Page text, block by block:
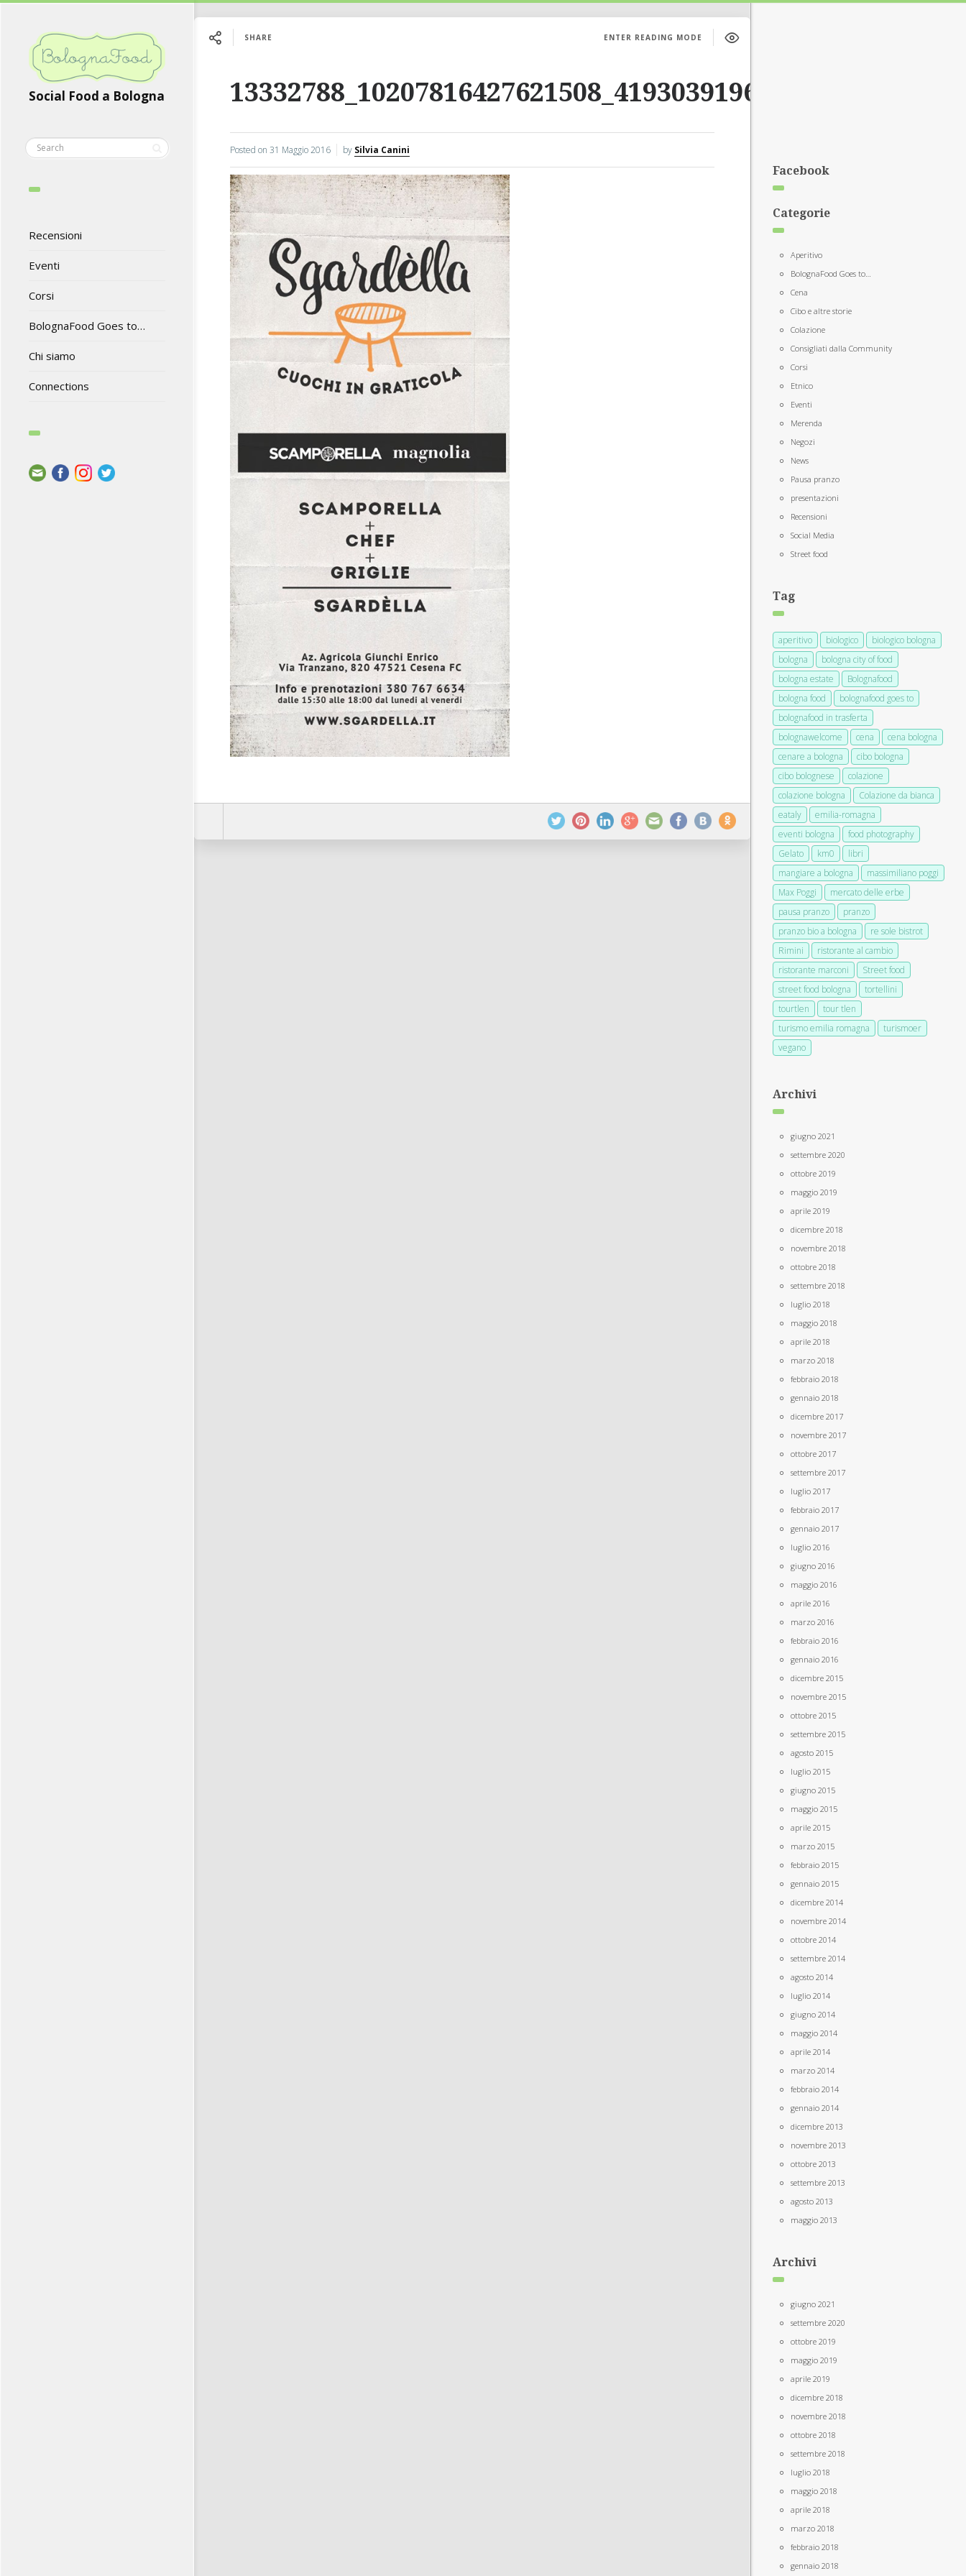
Social Food a Bologna
Recensioni
Eventi
Corsi
BolognaFood Goes to…
Chi siamo
Connections
SHARE ENTER READING MODE
13332788_10207816427621508_4193039196820910539_n
Posted on 31 Maggio 2016 by Silvia Canini
Facebook
Categorie
Aperitivo
BolognaFood Goes to…
Cena
Cibo e altre storie
Colazione
Consigliati dalla Community
Corsi
Etnico
Eventi
Merenda
Negozi
News
Pausa pranzo
presentazioni
Recensioni
Social Media
Street food
Tag
aperitivo biologico
biologico bologna
bologna
bologna city of food
bologna estate
Bolognafood
bologna food
bolognafood goes to
bolognafood in trasferta
bolognawelcome
cena
cena bologna
cenare a bologna
cibo bologna
cibo bolognese
colazione
colazione bologna
Colazione da bianca
eataly
emilia-romagna
eventi bologna
food photography
Gelato
km0
libri
mangiare a bologna
massimiliano poggi
Max Poggi
mercato delle erbe
pausa pranzo
pranzo
pranzo bio a bologna
re sole bistrot
Rimini
ristorante al cambio
ristorante marconi
Street food
street food bologna
tortellini
tourtlen
tour tlen
turismo emilia romagna
turismoer
vegano
Archivi
giugno 2021
settembre 2020
ottobre 2019
maggio 2019
aprile 2019
dicembre 2018
novembre 2018
ottobre 2018
settembre 2018
luglio 2018
maggio 2018
aprile 2018
marzo 2018
febbraio 2018
gennaio 2018
dicembre 2017
novembre 2017
ottobre 2017
settembre 2017
luglio 2017
febbraio 2017
gennaio 2017
luglio 2016
giugno 2016
maggio 2016
aprile 2016
marzo 2016
febbraio 2016
gennaio 2016
dicembre 2015
novembre 2015
ottobre 2015
settembre 2015
agosto 2015
luglio 2015
giugno 2015
maggio 2015
aprile 2015
marzo 2015
febbraio 2015
gennaio 2015
dicembre 2014
novembre 2014
ottobre 2014
settembre 2014
agosto 2014
luglio 2014
giugno 2014
maggio 2014
aprile 2014
marzo 2014
febbraio 2014
gennaio 2014
dicembre 2013
novembre 2013
ottobre 2013
settembre 2013
agosto 2013
maggio 2013
Archivi
giugno 2021
settembre 2020
ottobre 2019
maggio 2019
aprile 2019
dicembre 2018
novembre 2018
ottobre 2018
settembre 2018
luglio 2018
maggio 2018
aprile 2018
marzo 2018
febbraio 2018
gennaio 2018